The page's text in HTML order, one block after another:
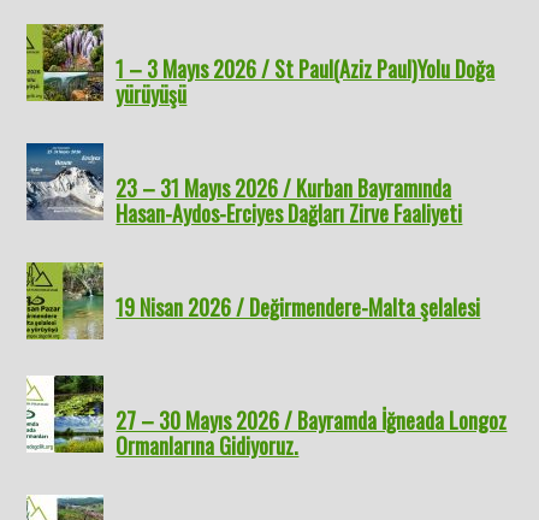
1 – 3 Mayıs 2026 / St Paul(Aziz Paul)Yolu Doğa
yürüyüşü
23 – 31 Mayıs 2026 / Kurban Bayramında
Hasan-Aydos-Erciyes Dağları Zirve Faaliyeti
19 Nisan 2026 / Değirmendere-Malta şelalesi
27 – 30 Mayıs 2026 / Bayramda İğneada Longoz
Ormanlarına Gidiyoruz.